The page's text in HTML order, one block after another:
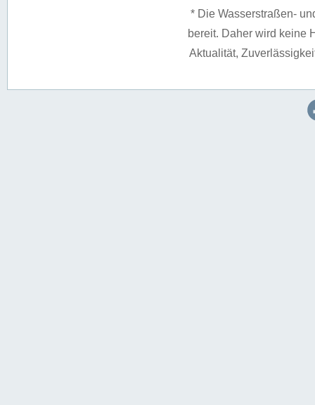
* Die Wasserstraßen-
bereit. Daher wird keine
Aktualität,